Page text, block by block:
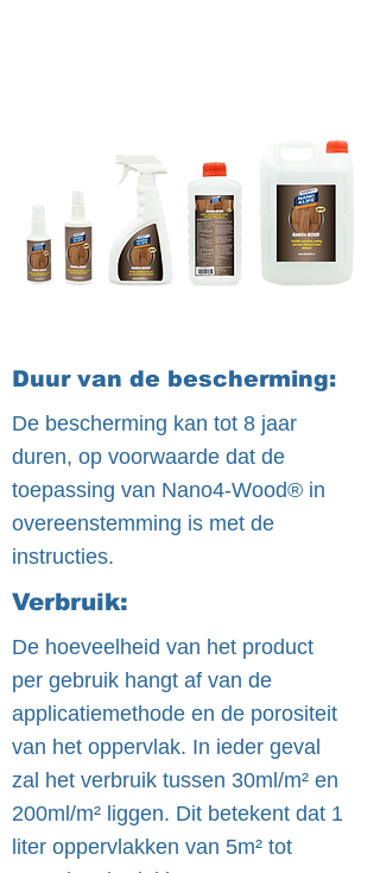
Duur van de bescherming:
De bescherming kan tot 8 jaar
duren, op voorwaarde dat de
toepassing van Nano4-Wood® in
overeenstemming is met de
instructies.
Verbruik:
De hoeveelheid van het product
per gebruik hangt af van de
applicatiemethode en de porositeit
van het oppervlak. In ieder geval
zal het verbruik tussen 30ml/m² en
200ml/m² liggen. Dit betekent dat 1
liter oppervlakken van 5m² tot